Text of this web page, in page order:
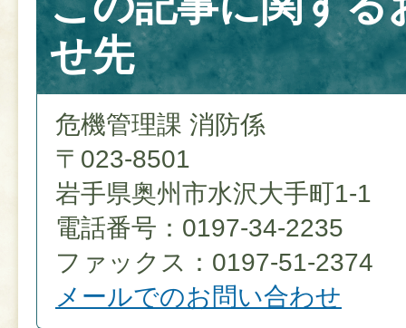
せ先
危機管理課 消防係
〒023-8501
岩手県奥州市水沢大手町1-1
電話番号：0197-34-2235
ファックス：0197-51-2374
メールでのお問い合わせ